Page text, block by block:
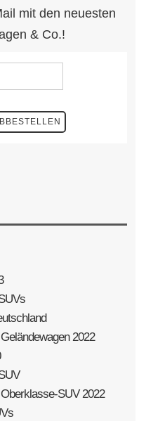
mit den neuesten
& Co.!
2022
SUV 2022